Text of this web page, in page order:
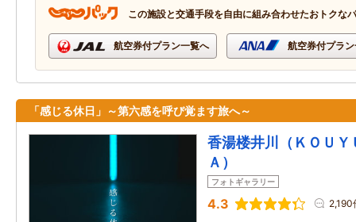
この施設と交通手段を自由に組み合わせたおトクな
航空券付プラン一覧へ 航空券付プラ
「感じる休日」～第六感を呼び覚ます旅へ～
香湯楼井川（ＫＯＵＹ
Ａ）
フォトギャラリー
4.3 2,190